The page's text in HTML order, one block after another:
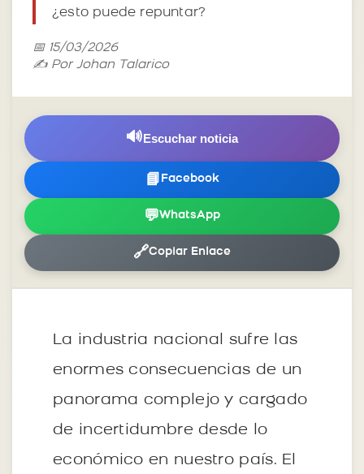
¿esto puede repuntar?
📅 15/03/2026
✍️ Por Johan Talarico
🔊Escuchar noticia
📘 Facebook
💬WhatsApp
🔗Copiar Enlace
La industria nacional sufre las
enormes consecuencias de un
panorama complejo y cargado
de incertidumbre desde lo
económico en nuestro país. El